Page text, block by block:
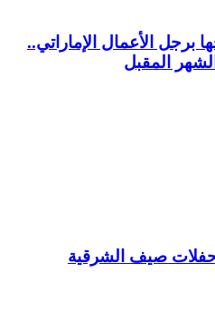
الأعمال الإماراتي..
المقبل
حفلات صيف الشرقية